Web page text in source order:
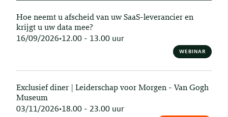
Hoe neemt u afscheid van uw SaaS-leverancier en
krijgt u uw data mee?
16/09/2026•12.00 - 13.00 uur
WEBINAR
Exclusief diner | Leiderschap voor Morgen - Van Gogh
Museum
03/11/2026•18.00 - 23.00 uur